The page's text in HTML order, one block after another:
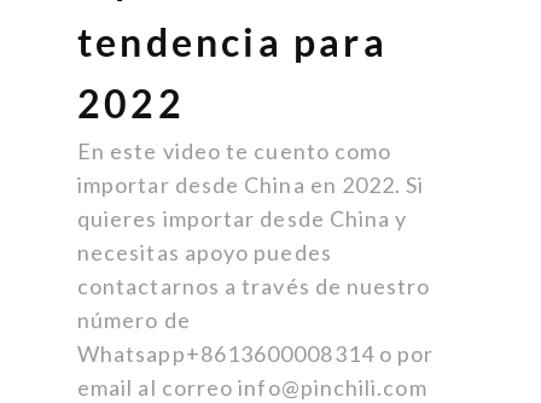
tendencia para
2022
En este video te cuento como
importar desde China en 2022. Si
quieres importar desde China y
necesitas apoyo puedes
contactarnos a través de nuestro
número de
Whatsapp+8613600008314 o por
email al correo info@pinchili.com